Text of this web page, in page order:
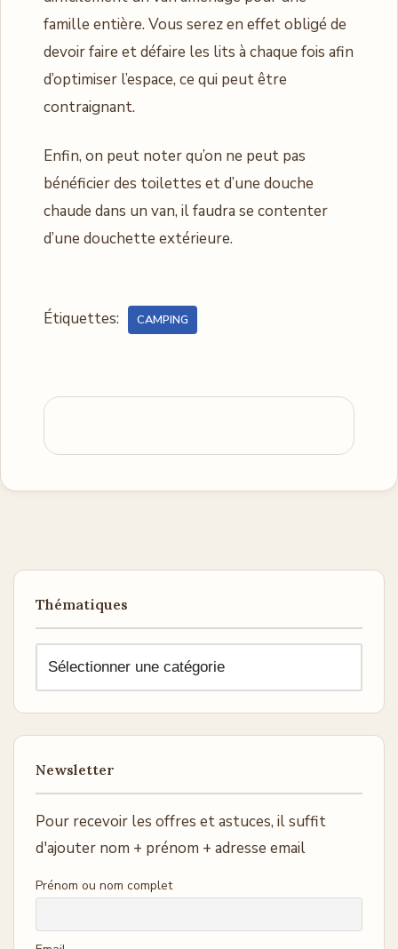
famille entière. Vous serez en effet obligé de
devoir faire et défaire les lits à chaque fois afin
d’optimiser l’espace, ce qui peut être
contraignant.
Enfin, on peut noter qu’on ne peut pas
bénéficier des toilettes et d’une douche
chaude dans un van, il faudra se contenter
d’une douchette extérieure.
Étiquettes: CAMPING
Thématiques
Newsletter
Pour recevoir les offres et astuces, il suffit
d'ajouter nom + prénom + adresse email
Prénom ou nom complet